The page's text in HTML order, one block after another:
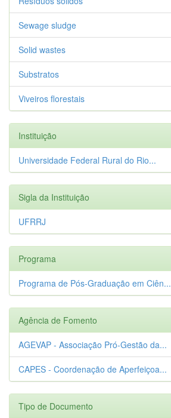
Sewage sludge
Solid wastes
Substratos
Viveiros florestais
Instituição
Universidade Federal Rural do Rio...
Sigla da Instituição
UFRRJ
Programa
Programa de Pós-Graduação em Ciên...
Agência de Fomento
AGEVAP - Associação Pró-Gestão da...
CAPES - Coordenação de Aperfeiçoa...
Tipo de Documento